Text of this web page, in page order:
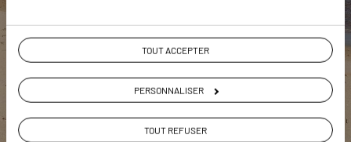
TOUT ACCEPTER
PERSONNALISER
TOUT REFUSER
DEMANDER UN DEVIS
ou
Construisez votre voyage avec un spécialiste Espagne